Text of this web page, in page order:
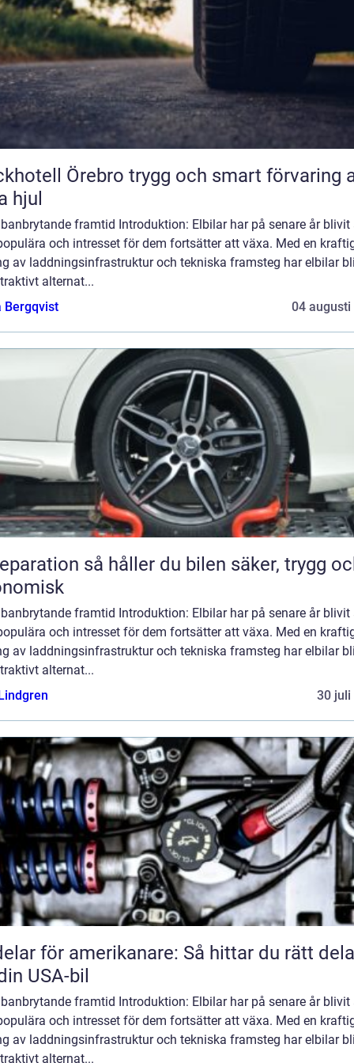
Örebro trygg och smart förvaring av
hjul
framtid Introduktion: Elbilar har på senare år blivit
och intresset för dem fortsätter att växa. Med en
av laddningsinfrastruktur och tekniska framsteg har elbilar
alternat...
Bergqvist
04 augusti
håller du bilen säker, trygg och
framtid Introduktion: Elbilar har på senare år blivit
och intresset för dem fortsätter att växa. Med en
av laddningsinfrastruktur och tekniska framsteg har elbilar
alternat...
30 juli
för amerikanare: Så hittar du rätt
USA-bil
framtid Introduktion: Elbilar har på senare år blivit
och intresset för dem fortsätter att växa. Med en
av laddningsinfrastruktur och tekniska framsteg har elbilar
alternat...